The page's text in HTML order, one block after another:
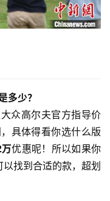
多少？
众高尔夫官方指导价
具体得看你选什么版
优惠呢！所以如果你
找到合适的款，超划